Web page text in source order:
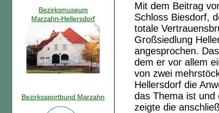
Mit dem Beitrag
Schloss Biesdorf,
totale
Großsiedlung
angesprochen.
dem er vor allem
von zwei
Hellersdorf die
das Thema ist und
zeigte die
Bezirksmuseum
Marzahn-Hellersdorf
Bezirkssportbund Marzahn